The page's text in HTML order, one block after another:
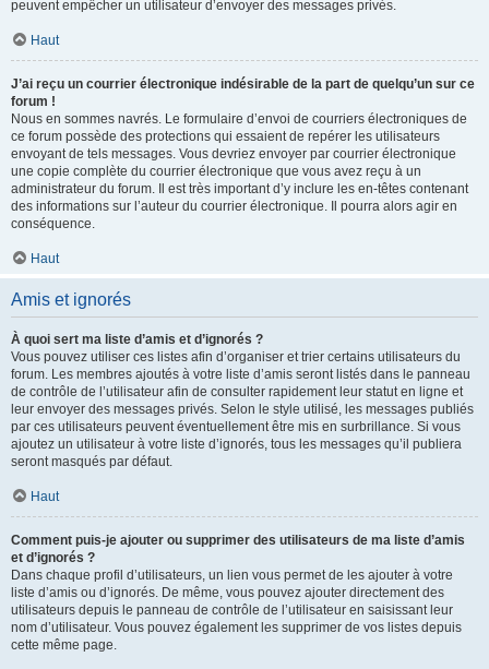
peuvent empêcher un utilisateur d’envoyer des messages privés.
Haut
J’ai reçu un courrier électronique indésirable de la part de quelqu’un sur ce
forum !
Nous en sommes navrés. Le formulaire d’envoi de courriers électroniques de
ce forum possède des protections qui essaient de repérer les utilisateurs
envoyant de tels messages. Vous devriez envoyer par courrier électronique
une copie complète du courrier électronique que vous avez reçu à un
administrateur du forum. Il est très important d’y inclure les en-têtes contenant
des informations sur l’auteur du courrier électronique. Il pourra alors agir en
conséquence.
Haut
Amis et ignorés
À quoi sert ma liste d’amis et d’ignorés ?
Vous pouvez utiliser ces listes afin d’organiser et trier certains utilisateurs du
forum. Les membres ajoutés à votre liste d’amis seront listés dans le panneau
de contrôle de l’utilisateur afin de consulter rapidement leur statut en ligne et
leur envoyer des messages privés. Selon le style utilisé, les messages publiés
par ces utilisateurs peuvent éventuellement être mis en surbrillance. Si vous
ajoutez un utilisateur à votre liste d’ignorés, tous les messages qu’il publiera
seront masqués par défaut.
Haut
Comment puis-je ajouter ou supprimer des utilisateurs de ma liste d’amis
et d’ignorés ?
Dans chaque profil d’utilisateurs, un lien vous permet de les ajouter à votre
liste d’amis ou d’ignorés. De même, vous pouvez ajouter directement des
utilisateurs depuis le panneau de contrôle de l’utilisateur en saisissant leur
nom d’utilisateur. Vous pouvez également les supprimer de vos listes depuis
cette même page.